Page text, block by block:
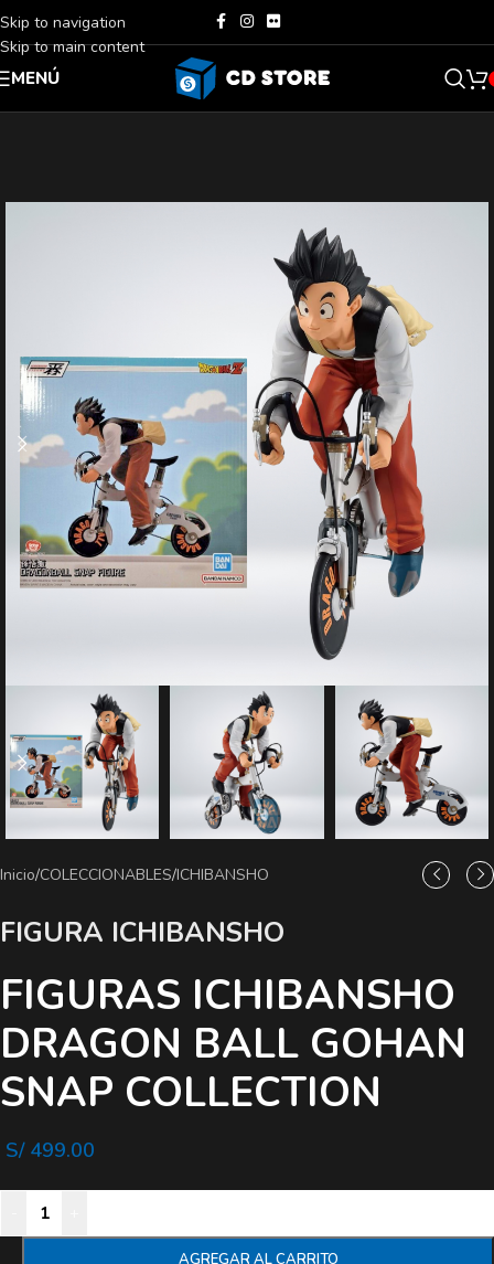
Skip to navigation
Skip to main content
MENÚ
Inicio/COLECCIONABLES/ICHIBANSHO
FIGURA ICHIBANSHO
FIGURAS ICHIBANSHO
DRAGON BALL GOHAN
SNAP COLLECTION
S/499.00
AGREGAR AL CARRITO